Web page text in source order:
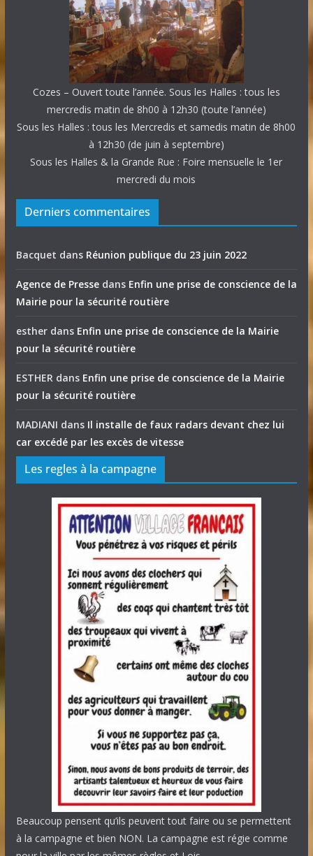
Cozes – Ouvert toute l’année. Sous les Halles : tous les
mercredis matin de 8h00 à 12h30 (toute l’année)
Sous les Halles : tous les Mercredis et samedis matin de 8h00
à 12h30 (de juin à septembre)
Sous les Halles & la Grande Rue : Foire mensuelle le 1er
mercredi du mois
Derniers commentaires
Bacquet dans Réunion publique du 23 juin 2022
Agence de Pressedans Enfin une prise de conscience de la
Mairie pour la sécurité routière
estherdans Enfin une prise de conscience de la Mairie
pour la sécurité routière
ESTHERdans Enfin une prise de conscience de la Mairie
pour la sécurité routière
MADIANI dans Il installe de faux radars devant chez lui
car excédé par les excès de vitesse
Les regles à la campagne
Beaucoup pensent qu’ils peuvent tout faire ou se permettent
à la campagne et bien NON. La campagne est régie comme